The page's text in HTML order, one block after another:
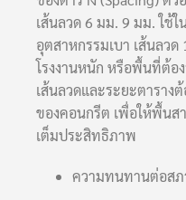
เส้นลวด 6 มม. 9 มม. ใช้
อุตสาหกรรมเบา เส้นลว
โรงงานหนัก หรือพื้นที่ต้อ
เส้นลวดและระยะตารา
ของคอนกรีต เพื่อให้พื้นส
เต็มประสิทธิภาพ
ความทนทานต่อส